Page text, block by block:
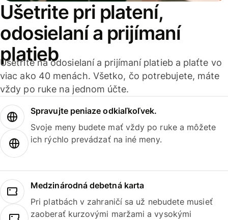
Ušetrite pri platení,
odosielaní a prijímaní
platieb
Ušetrite na odosielaní a prijímaní platieb a plaťte vo
viac ako 40 menách. Všetko, čo potrebujete, máte
vždy po ruke na jednom účte.
Spravujte peniaze odkiaľkoľvek.
Svoje meny budete mať vždy po ruke a môžete
ich rýchlo prevádzať na iné meny.
Medzinárodná debetná karta
Pri platbách v zahraničí sa už nebudete musieť
zaoberať kurzovými maržami a vysokými